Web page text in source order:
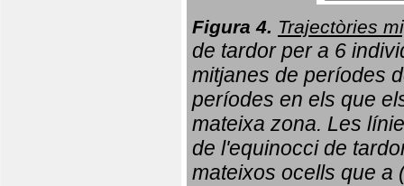
Figura 4. Trajectòries
de tardor per a 6
mitjanes de períodes
períodes en els que
mateixa zona. Les
de l'equinocci de
mateixos ocells que a